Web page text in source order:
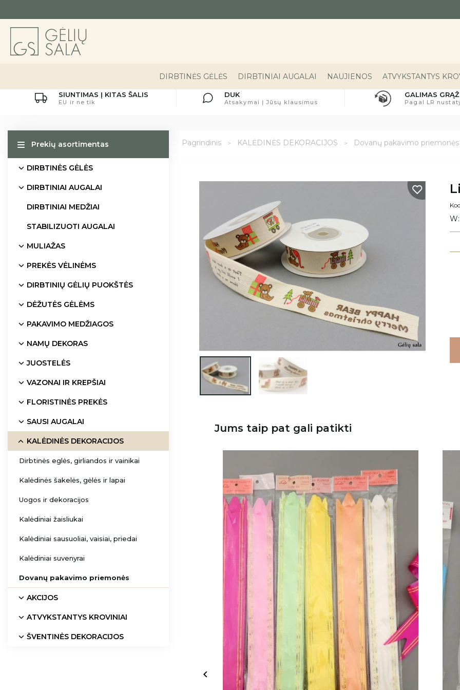
DIRBTINĖS GĖLĖS DIRBTINIAI AUGALAI NAUJIENOS ATVYKSTANTYS
SIUNTIMAS Į KITAS ŠALIS
EU ir ne tik
DUK
Atsakymai Į Jūsų klausimus
GALIMAS
Pagal LR
Prekių asortimentas
DIRBTINĖS GĖLĖS
DIRBTINIAI AUGALAI
DIRBTINIAI MEDŽIAI
STABILIZUOTI AUGALAI
MULIAŽAS
PREKĖS VĖLINĖMS
DIRBTINIŲ GĖLIŲ PUOKŠTĖS
DĖŽUTĖS GĖLĖMS
PAKAVIMO MEDŽIAGOS
NAMŲ DEKORAS
JUOSTELĖS
VAZONAI IR KREPŠIAI
FLORISTINĖS PREKĖS
SAUSI AUGALAI
KALĖDINĖS DEKORACIJOS
Dirbtinės eglės, girliandos ir vainikai
Kalėdinės šakelės, gėlės ir lapai
Uogos ir dekoracijos
Kalėdiniai žaisliukai
Kalėdiniai sausuoliai, vaisiai, priedai
Kalėdiniai suvenyrai
Dovanų pakavimo priemonės
AKCIJOS
ATVYKSTANTYS KROVINIAI
ŠVENTINĖS DEKORACIJOS
Pagrindinis KALĖDINĖS DEKORACIJOS Dovanų pakavimo priemonės
Jums taip pat gali patikti
